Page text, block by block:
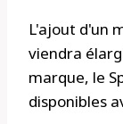
L'ajout d'un
viendra
marque, le
disponibles